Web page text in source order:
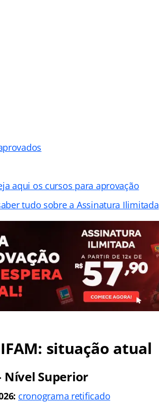
aqui os cursos para aprovação
tudo sobre a Assinatura Ilimitada
situação atual
Nível Superior
cronograma retificado